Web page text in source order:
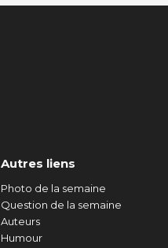
Autres liens
Photo de la semaine
Question de la semaine
Auteurs
Humour